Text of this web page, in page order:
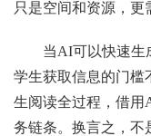
只是空间和资源，更
当AI可以快速生
学生获取信息的门槛
生阅读全过程，借
务链条。换言之，不